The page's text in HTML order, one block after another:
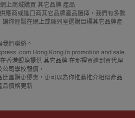
上商城購買 其它品牌 產品
應商或進口商其它品牌產品選擇，我們有多款
你輕鬆在網上或陳列室選購目標其它品牌產
們聯絡。
.com Hong Kong.In promotion and sale.
香港觀塘提供 其它品牌 在那裡買邊到買代理
司學校報價，
團購更優惠，更可以為你推薦推介相似產品
品價格更新